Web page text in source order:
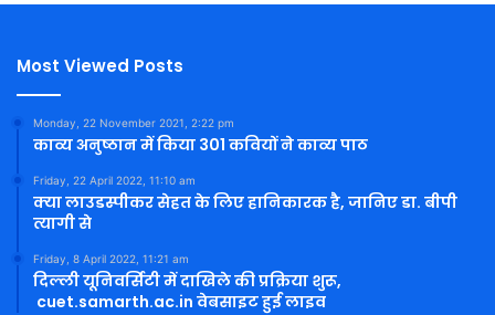
Most Viewed Posts
Monday, 22 November 2021, 2:22 pm
काव्य अनुष्ठान में किया 301 कवियों ने काव्य पाठ
Friday, 22 April 2022, 11:10 am
क्या लाउडस्पीकर सेहत के लिए हानिकारक है, जानिए डा. बीपी
त्यागी से
Friday, 8 April 2022, 11:21 am
दिल्ली यूनिवर्सिटी में दाखिले की प्रक्रिया शुरू,
cuet.samarth.ac.in वेबसाइट हुई लाइव